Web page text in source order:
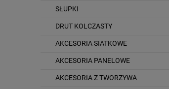
SŁUPKI
DRUT KOLCZASTY
AKCESORIA SIATKOWE
AKCESORIA PANELOWE
AKCESORIA Z TWORZYWA